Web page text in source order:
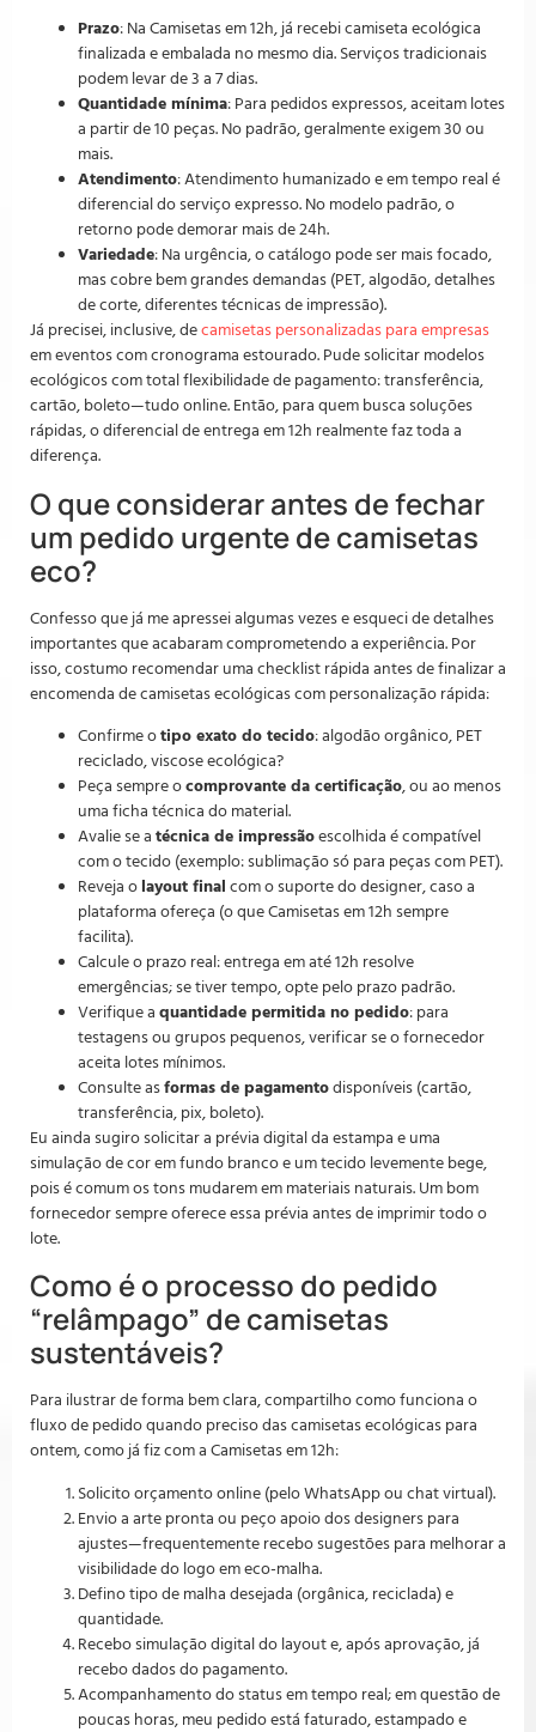
Prazo: Na Camisetas em 12h, já recebi camiseta ecológica
finalizada e embalada no mesmo dia. Serviços tradicionais
podem levar de 3 a 7 dias.
Quantidade mínima: Para pedidos expressos, aceitam lotes
a partir de 10 peças. No padrão, geralmente exigem 30 ou
mais.
Atendimento: Atendimento humanizado e em tempo real é
diferencial do serviço expresso. No modelo padrão, o
retorno pode demorar mais de 24h.
Variedade: Na urgência, o catálogo pode ser mais focado,
mas cobre bem grandes demandas (PET, algodão, detalhes
de corte, diferentes técnicas de impressão).
Já precisei, inclusive, decamisetas personalizadas para empresas
em eventos com cronograma estourado. Pude solicitar modelos
ecológicos com total flexibilidade de pagamento: transferência,
cartão, boleto—tudo online. Então, para quem busca soluções
rápidas, o diferencial de entrega em 12h realmente faz toda a
diferença.
O que considerar antes de fechar
um pedido urgente de camisetas
eco?
Confesso que já me apressei algumas vezes e esqueci de detalhes
importantes que acabaram comprometendo a experiência. Por
isso, costumo recomendar uma checklist rápida antes de finalizar a
encomenda de camisetas ecológicas com personalização rápida:
Confirme otipo exato do tecido: algodão orgânico, PET
reciclado, viscose ecológica?
Peça sempre ocomprovante da certificação, ou ao menos
uma ficha técnica do material.
Avalie se a técnica de impressãoescolhida é compatível
com o tecido (exemplo: sublimação só para peças com PET).
Reveja o layout final com o suporte do designer, caso a
plataforma ofereça (o que Camisetas em 12h sempre
facilita).
Calcule o prazo real: entrega em até 12h resolve
emergências; se tiver tempo, opte pelo prazo padrão.
Verifique a quantidade permitida no pedido: para
testagens ou grupos pequenos, verificar se o fornecedor
aceita lotes mínimos.
Consulte asformas de pagamentodisponíveis (cartão,
transferência, pix, boleto).
Eu ainda sugiro solicitar a prévia digital da estampa e uma
simulação de cor em fundo branco e um tecido levemente bege,
pois é comum os tons mudarem em materiais naturais. Um bom
fornecedor sempre oferece essa prévia antes de imprimir todo o
lote.
Como é o processo do pedido
“relâmpago” de camisetas
sustentáveis?
Para ilustrar de forma bem clara, compartilho como funciona o
fluxo de pedido quando preciso das camisetas ecológicas para
ontem, como já fiz com a Camisetas em 12h:
Solicito orçamento online (pelo WhatsApp ou chat virtual).
Envio a arte pronta ou peço apoio dos designers para
ajustes—frequentemente recebo sugestões para melhorar a
visibilidade do logo em eco-malha.
Defino tipo de malha desejada (orgânica, reciclada) e
quantidade.
Recebo simulação digital do layout e, após aprovação, já
recebo dados do pagamento.
Acompanhamento do status em tempo real; em questão de
poucas horas, meu pedido está faturado, estampado e